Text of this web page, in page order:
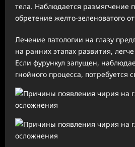
тела. Наблюдается размягчение
обретение желто-зеленоватого
Лечение патологии на глазу
на ранних этапах развития,
Если фурункул запущен,
гнойного процесса, потребуется